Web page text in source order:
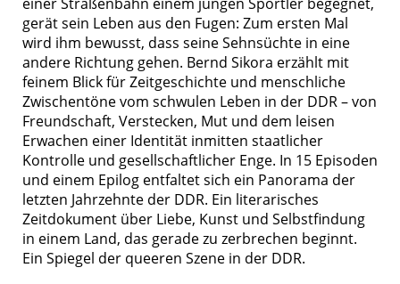
gerät sein Leben aus den Fugen: Zum ersten Mal
wird ihm bewusst, dass seine Sehnsüchte in eine
andere Richtung gehen. Bernd Sikora erzählt mit
feinem Blick für Zeitgeschichte und menschliche
Zwischentöne vom schwulen Leben in der DDR – von
Freundschaft, Verstecken, Mut und dem leisen
Erwachen einer Identität inmitten staatlicher
Kontrolle und gesellschaftlicher Enge. In 15 Episoden
und einem Epilog entfaltet sich ein Panorama der
letzten Jahrzehnte der DDR. Ein literarisches
Zeitdokument über Liebe, Kunst und Selbstfindung
in einem Land, das gerade zu zerbrechen beginnt.
Ein Spiegel der queeren Szene in der DDR.